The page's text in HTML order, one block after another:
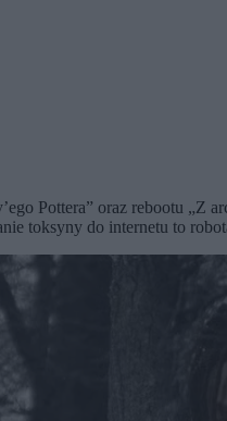
Pottera” oraz rebootu
toksyny do internetu to